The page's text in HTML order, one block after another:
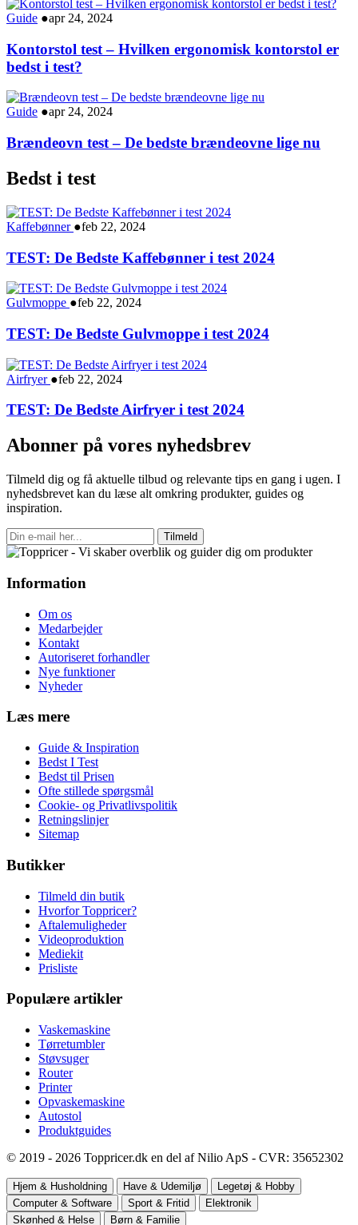
Guide ●apr 24, 2024
Kontorstol test – Hvilken ergonomisk kontorstol er
bedst i test?
Guide ●apr 24, 2024
Brændeovn test – De bedste brændeovne lige nu
Bedst i test
Kaffebønner ●feb 22, 2024
TEST: De Bedste Kaffebønner i test 2024
Gulvmoppe ●feb 22, 2024
TEST: De Bedste Gulvmoppe i test 2024
Airfryer ●feb 22, 2024
TEST: De Bedste Airfryer i test 2024
Abonner på vores nyhedsbrev
Tilmeld dig og få aktuelle tilbud og relevante tips en gang i ugen. I
nyhedsbrevet kan du læse alt omkring produkter, guides og
inspiration.
Tilmeld
Information
Om os
Medarbejder
Kontakt
Autoriseret forhandler
Nye funktioner
Nyheder
Læs mere
Guide & Inspiration
Bedst I Test
Bedst til Prisen
Ofte stillede spørgsmål
Cookie- og Privatlivspolitik
Retningslinjer
Sitemap
Butikker
Tilmeld din butik
Hvorfor Toppricer?
Aftalemuligheder
Videoproduktion
Mediekit
Prisliste
Populære artikler
Vaskemaskine
Tørretumbler
Støvsuger
Router
Printer
Opvaskemaskine
Autostol
Produktguides
© 2019 - 2026 Toppricer.dk en del af Nilio ApS - CVR: 35652302
Hjem & Husholdning Have & Udemiljø
Legetøj & Hobby
Computer & Software
Sport & Fritid
Elektronik
Skønhed & Helse
Børn & Familie